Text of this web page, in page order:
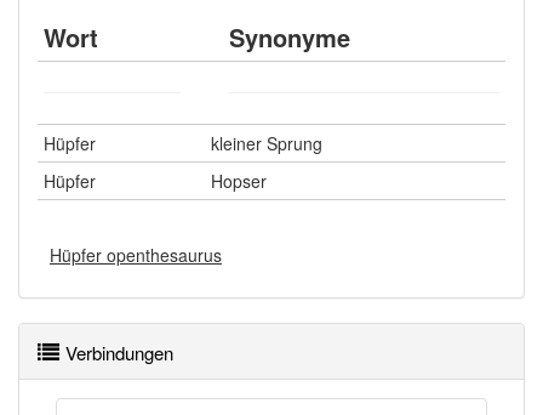
Wort Synonyme
Hüpfer
kleiner Sprung
Hüpfer
Hopser
Hüpfer openthesaurus
Verbindungen